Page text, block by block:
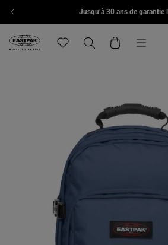
Aller au contenuJusqu’à 30 ans de garantie
Eastpak, accéder à la page d'accueil
Menu